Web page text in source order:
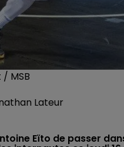
MSB
Lateur
Eïto de passer